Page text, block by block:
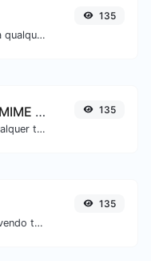
Gere um hash MD2 para qualquer entrada de texto.
135
Verificador de tipo MIME de arquivo
Obtenha detalhes de qualquer tipo de arquivo, como o tipo MIME ou a data da última edição.
135
Minifique seu CSS removendo todos os caracteres desnecessários.
135